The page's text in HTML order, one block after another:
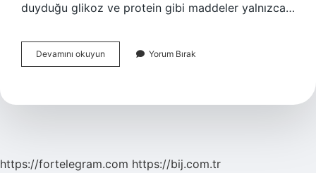
duyduğu glikoz ve protein gibi maddeler yalnızca…
Devamını okuyun
Da
Yorum Bırak
https://fortelegram.com https://bij.com.tr